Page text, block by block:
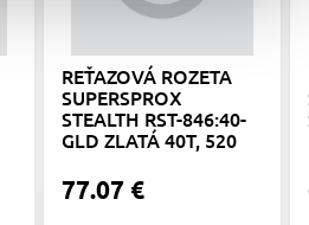
REŤAZOVÁ ROZETA
SUPERSPROX
STEALTH RST-846:40-
GLD ZLATÁ 40T, 520
77.07 €